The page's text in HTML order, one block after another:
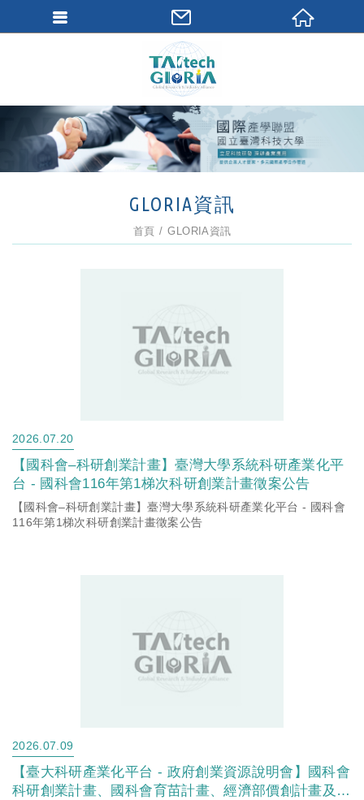
GLORIA資訊
首頁 GLORIA資訊
2026.07.20
【國科會–科研創業計畫】臺灣大學系統科研產業化平
台 - 國科會116年第1梯次科研創業計畫徵案公告
【國科會–科研創業計畫】臺灣大學系統科研產業化平台 - 國科會
116年第1梯次科研創業計畫徵案公告
2026.07.09
【臺大科研產業化平台 - 政府創業資源說明會】國科會
科研創業計畫、國科會育苗計畫、經濟部價創計畫及其